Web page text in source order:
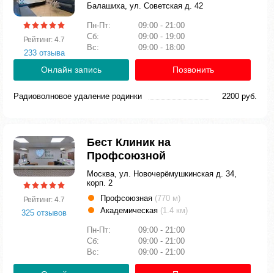
Рейтинг: 4.7
233 отзыва
Балашиха, ул. Советская д. 42
Пн-Пт:
09:00 - 21:00
Сб:
09:00 - 19:00
Вс:
09:00 - 18:00
Онлайн запись Позвонить
Радиоволновое удаление родинки 2200 руб.
Рейтинг: 4.7
325 отзывов
Бест Клиник на
Профсоюзной
Москва, ул. Новочерёмушкинская д. 34,
корп. 2
Профсоюзная (770 м)
Академическая (1.4 км)
Пн-Пт:
09:00 - 21:00
Сб:
09:00 - 21:00
Вс:
09:00 - 21:00